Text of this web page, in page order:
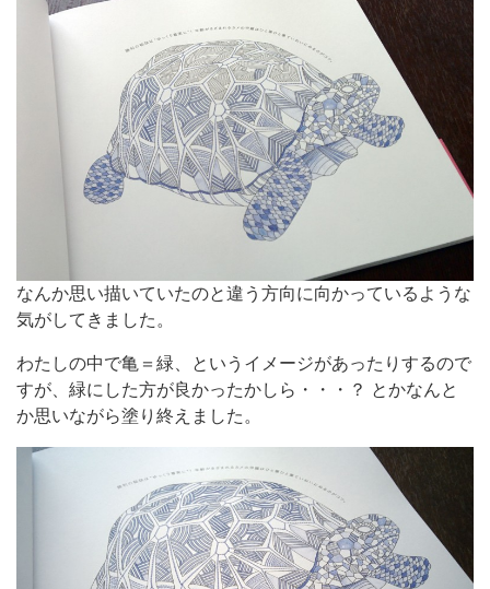
なんか思い描いていたのと違う方向に向かっているような
気がしてきました。
わたしの中で亀＝緑、というイメージがあったりするので
すが、緑にした方が良かったかしら・・・？ とかなんと
か思いながら塗り終えました。